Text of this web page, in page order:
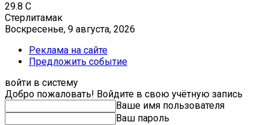
29.8 C
Стерлитамак
Воскресенье, 9 августа, 2026
Реклама на сайте
Предложить событие
войти в систему
Добро пожаловать! Войдите в свою учётную запись
Ваше имя пользователя
Ваш пароль